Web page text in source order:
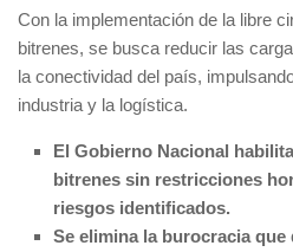
Con la implementación de la libre
bitrenes, se busca reducir las
la conectividad del país,
industria y la logística.
El Gobierno Nacional
bitrenes sin restricciones
riesgos identificados.
Se elimina la burocracia que